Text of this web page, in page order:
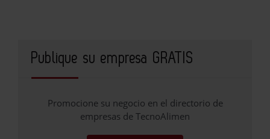
Publique su empresa GRATIS
Promocione su negocio en el directorio de
empresas de TecnoAlimen